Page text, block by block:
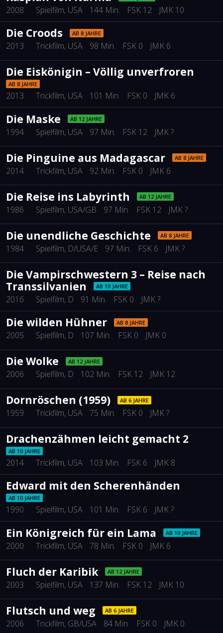
2008 Spielfilm, USA 144 Min. FSK 12 JMK 10
Die Croods AB 8 JAHRE
2013 Trickfilm, USA 98 Min. FSK 0 JMK 6
Die Eiskönigin – Völlig unverfroren
AB 8 JAHRE
2013 Trickfilm, USA 101 Min. FSK 0 JMK 6
Die Maske AB 12 JAHRE
1994 Spielfilm, USA 97 Min. FSK 12 JMK ?
Die Pinguine aus Madagascar AB 8 JAHRE
2014 Trickfilm, USA 92 Min. FSK 0 JMK 6
Die Reise ins Labyrinth AB 12 JAHRE
1986 Spielfilm, USA/GB 97 Min. FSK 12 JMK ?
Die unendliche Geschichte AB 8 JAHRE
1984 Spielfilm, D/USA/E 97 Min. FSK 6 JMK ?
Die Vampirschwestern 3 – Reise nach
Transsilvanien
AB 10 JAHRE
2016 Spielfilm, D 91 Min. FSK 0 JMK ?
Die wilden Hühner AB 8 JAHRE
2005 Spielfilm, D 107 Min. FSK 0 JMK 0
Die Wolke AB 12 JAHRE
2006 Spielfilm, D 102 Min. FSK 12 JMK 12
Dornröschen (1959) AB 6 JAHRE
1959 Trickfilm, USA 75 Min. FSK 0 JMK ?
Drachenzähmen leicht gemacht 2
AB 10 JAHRE
2014 Trickfilm, USA 103 Min. FSK 6 JMK 8
Edward mit den Scherenhänden
AB 10 JAHRE
1990 Spielfilm, USA 101 Min. FSK 6 JMK ?
Ein Königreich für ein Lama AB 10 JAHRE
2000 Trickfilm, USA 78 Min. FSK 0 JMK 6
Fluch der Karibik AB 12 JAHRE
2003 Spielfilm, USA 137 Min. FSK 12 JMK 10
Flutsch und weg AB 6 JAHRE
2006 Trickfilm, GB/USA 84 Min. FSK 0 JMK 0